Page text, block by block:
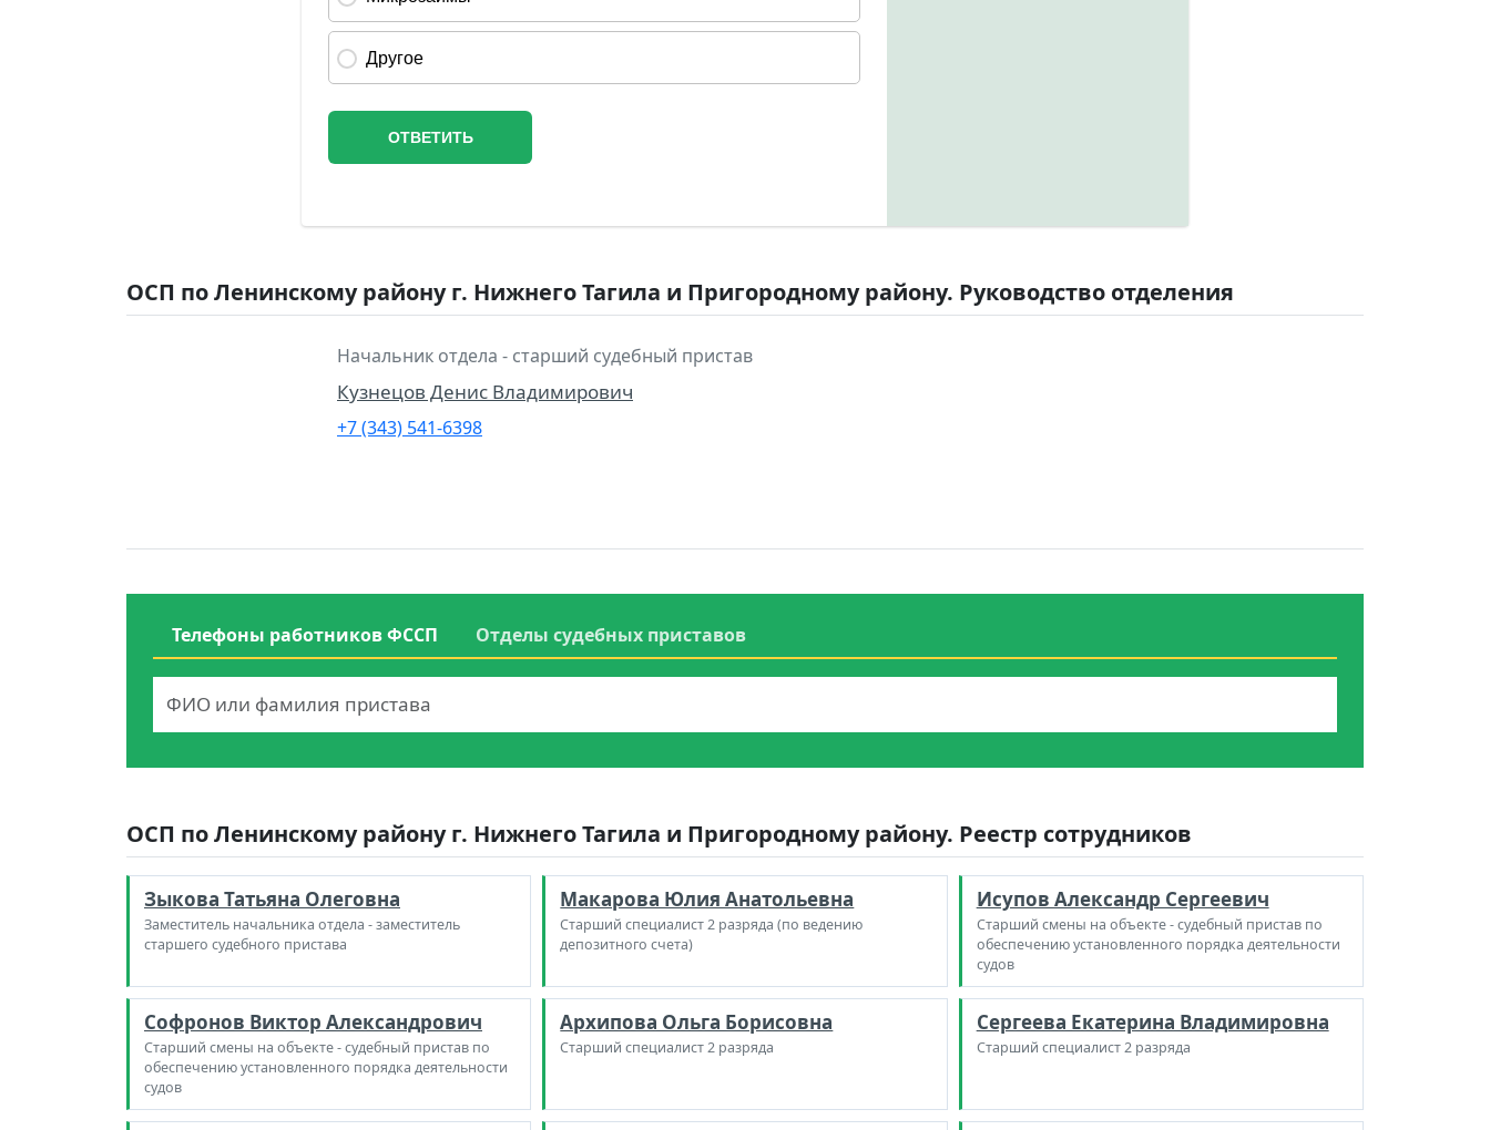
ОСП по Ленинскому району г. Нижнего Тагила и Пригородному району. Руководство отделения
Начальник отдела - старший судебный пристав
Кузнецов Денис Владимирович
+7 (343) 541-6398
Телефоны работников ФССП Отделы судебных приставов
ОСП по Ленинскому району г. Нижнего Тагила и Пригородному району. Реестр сотрудников
Зыкова Татьяна Олеговна
Заместитель начальника отдела - заместитель
старшего судебного пристава
Макарова Юлия Анатольевна
Старший специалист 2 разряда (по ведению
депозитного счета)
Исупов Александр Сергеевич
Старший смены на объекте - судебный пристав по
обеспечению установленного порядка деятельности
судов
Софронов Виктор Александрович
Старший смены на объекте - судебный пристав по
обеспечению установленного порядка деятельности
судов
Архипова Ольга Борисовна
Старший специалист 2 разряда
Сергеева Екатерина Владимировна
Старший специалист 2 разряда